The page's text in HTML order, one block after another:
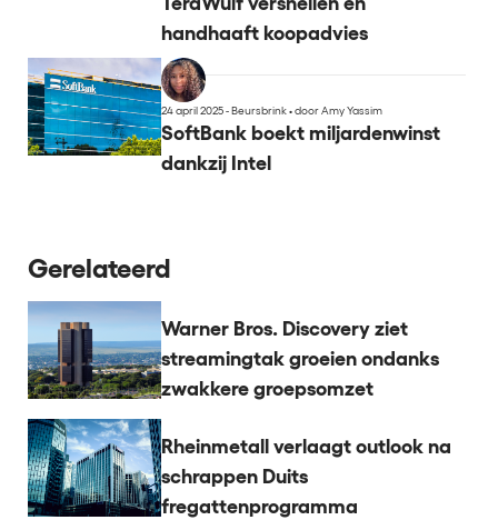
handhaaft koopadvies
24 april 2025 - Beursbrink•door Amy Yassim
SoftBank boekt miljardenwinst
dankzij Intel
Gerelateerd
Warner Bros. Discovery ziet
streamingtak groeien ondanks
zwakkere groepsomzet
Rheinmetall verlaagt outlook na
schrappen Duits
fregattenprogramma